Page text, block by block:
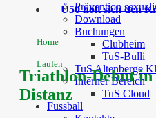
Prävention
Download
Buchungen
Clubheim
TuS-Bulli
TuS Altenberge
Interner Bereich
TuS Cloud
Fussball
Ü50 holt sich den
Home
Laufen
Triathlon-Debüt in
Distanz